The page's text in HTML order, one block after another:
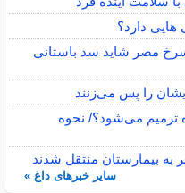
دارد؟
مصر شاید سد باستانی
را پس می‌زنند
ترمیم می‌شود؟/ نحوه
سایر خبرهای داغ »